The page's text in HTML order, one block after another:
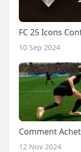
FC 25 Icons
10 Sep 2024
12 Nov 2024